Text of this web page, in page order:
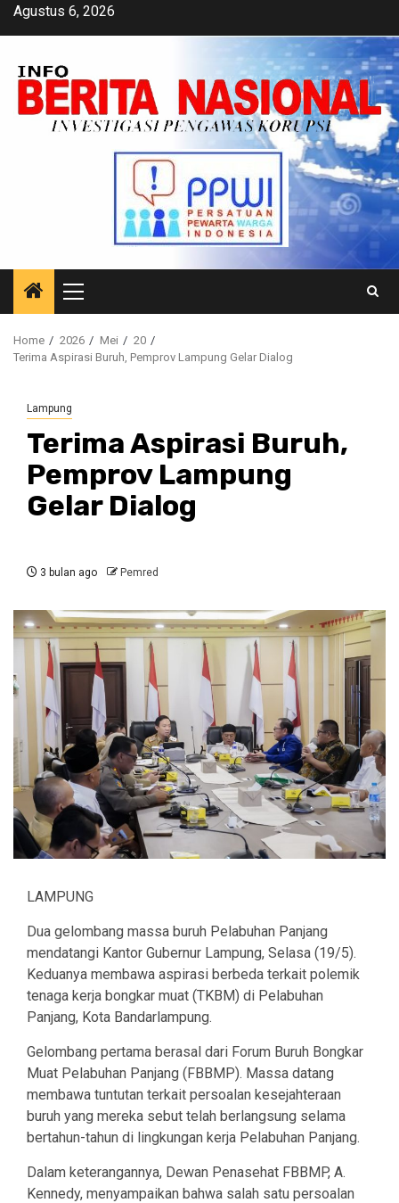
SkipAgustus 6, 2026
Primary
Menu
Home 2026 Mei
20
Terima Aspirasi Buruh, Pemprov Lampung Gelar Dialog
Lampung
Terima Aspirasi Buruh,
Pemprov Lampung
Gelar Dialog
3 bulan ago Pemred
LAMPUNG
Dua gelombang massa buruh Pelabuhan Panjang
mendatangi Kantor Gubernur Lampung, Selasa (19/5).
Keduanya membawa aspirasi berbeda terkait polemik
tenaga kerja bongkar muat (TKBM) di Pelabuhan
Panjang, Kota Bandarlampung.
Gelombang pertama berasal dari Forum Buruh Bongkar
Muat Pelabuhan Panjang (FBBMP). Massa datang
membawa tuntutan terkait persoalan kesejahteraan
buruh yang mereka sebut telah berlangsung selama
bertahun-tahun di lingkungan kerja Pelabuhan Panjang.
Dalam keterangannya, Dewan Penasehat FBBMP, A.
Kennedy, menyampaikan bahwa salah satu persoalan